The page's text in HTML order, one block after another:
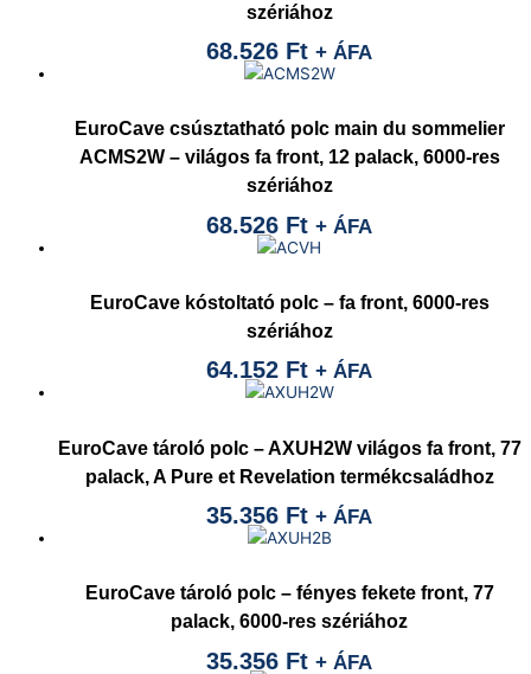
szériához
68.526 Ft + ÁFA
EuroCave csúsztatható polc main du sommelier
ACMS2W – világos fa front, 12 palack, 6000-res
szériához
68.526 Ft + ÁFA
EuroCave kóstoltató polc – fa front, 6000-res
szériához
64.152 Ft + ÁFA
EuroCave tároló polc – AXUH2W világos fa front, 77
palack, A Pure et Revelation termékcsaládhoz
35.356 Ft + ÁFA
EuroCave tároló polc – fényes fekete front, 77
palack, 6000-res szériához
35.356 Ft + ÁFA